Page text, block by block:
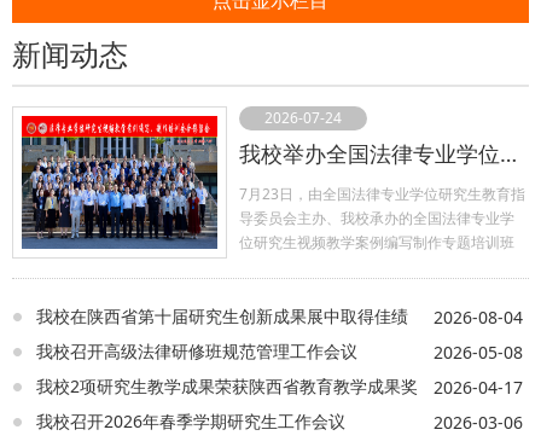
新闻动态
2026-07-24
我校举办全国法律专业学位研究生视频教学案例编写制作专题培训班
7月23日，由全国法律专业学位研究生教育指
导委员会主办、我校承办的全国法律专业学
位研究生视频教学案例编写制作专题培训班
律职业资格管理局一级调研员吕伟耀、本次
培训授课专家以及学校研究生院负责人出席
开班仪式。开班仪式由法律教指委副秘书
长、中国人民大学法学院时延安教授主持。
常安代表学校对全体参训人员表示热烈欢
迎，介绍了学校红色办学根基、法学学科建
我校在陕西省第十届研究生创新成果展中取得佳绩
2026-08-04
我校召开高级法律研修班规范管理工作会议
2026-05-08
我校2项研究生教学成果荣获陕西省教育教学成果奖
2026-04-17
我校召开2026年春季学期研究生工作会议
2026-03-06